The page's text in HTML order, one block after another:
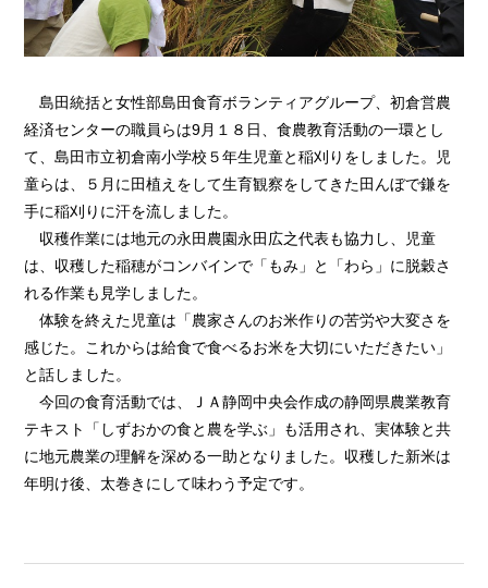
島田統括と女性部島田食育ボランティアグループ、初倉営農
経済センターの職員らは9月１８日、食農教育活動の一環とし
て、島田市立初倉南小学校５年生児童と稲刈りをしました。児
童らは、５月に田植えをして生育観察をしてきた田んぼで鎌を
手に稲刈りに汗を流しました。
収穫作業には地元の永田農園永田広之代表も協力し、児童
は、収穫した稲穂がコンバインで「もみ」と「わら」に脱穀さ
れる作業も見学しました。
体験を終えた児童は「農家さんのお米作りの苦労や大変さを
感じた。これからは給食で食べるお米を大切にいただきたい」
と話しました。
今回の食育活動では、ＪＡ静岡中央会作成の静岡県農業教育
テキスト「しずおかの食と農を学ぶ」も活用され、実体験と共
に地元農業の理解を深める一助となりました。収穫した新米は
年明け後、太巻きにして味わう予定です。